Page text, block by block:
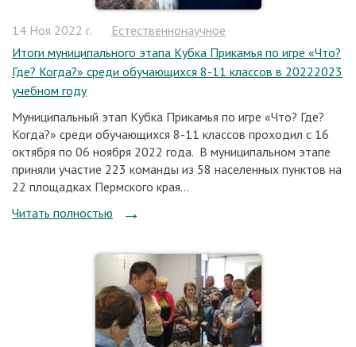
14 Ноя 2022 г.
Естественнонаучное
Итоги муниципального этапа Кубка Прикамья по игре «Что?
Где? Когда?» среди обучающихся 8-11 классов в 20222023
учебном году
Муниципальный этап Кубка Прикамья по игре «Что? Где?
Когда?» среди обучающихся 8-11 классов проходил с 16
октября по 06 ноября 2022 года. В муниципальном этапе
приняли участие 223 команды из 58 населенных пунктов на
22 площадках Пермского края...
Читать полностью